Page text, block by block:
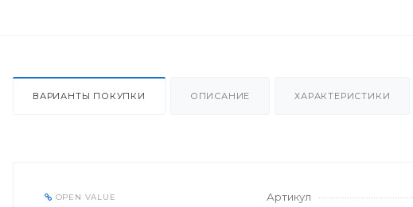
ВАРИАНТЫ ПОКУПКИ ОПИСАНИЕ ХАРАКТЕРИСТИКИ
OPEN VALUE Артикул